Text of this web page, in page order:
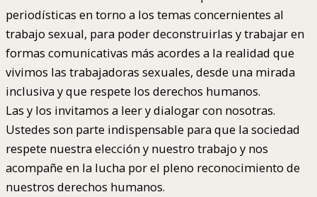
periodísticas en torno a los temas concernientes al
trabajo sexual, para poder deconstruirlas y trabajar en
formas comunicativas más acordes a la realidad que
vivimos las trabajadoras sexuales, desde una mirada
inclusiva y que respete los derechos humanos.
Las y los invitamos a leer y dialogar con nosotras.
Ustedes son parte indispensable para que la sociedad
respete nuestra elección y nuestro trabajo y nos
acompañe en la lucha por el pleno reconocimiento de
nuestros derechos humanos.